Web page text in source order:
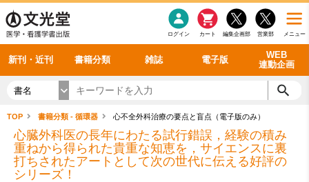
メニュー
営業部
編集企画部
カート
ログイン
新刊・近刊 書籍分類 雑誌 電子版
WEB
連動企画
感染症 老年医学
看護・介護
呼吸器
循環器
シリーズ一覧
雑誌投稿規定
理学療法
雑誌案内・年間購読 最新号 バックナンバー
電子書籍
電子雑誌
書籍「データに基づく臨床動作分析」WEB動画
書籍「眼手術学」WEB動画
書籍「神経症候学 II 改訂第二版」 WEB動画
新刊一覧
今後の発行予定
書名
TOP 書籍分類 - 循環器 心不全外科治療の要点と盲点（電子版のみ）
心臓外科医の長年にわたる試行錯誤，経験の積み
重ねから得られた貴重な知恵を，サイエンスに裏
打ちされたアートとして次の世代に伝える好評の
シリーズ！